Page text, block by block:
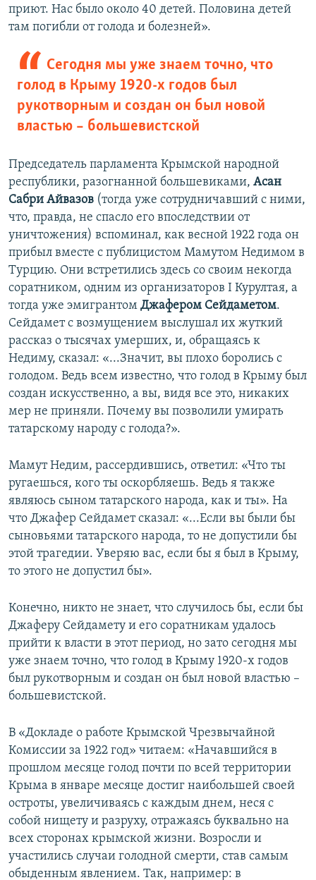
приют. Нас было около 40 детей. Половина детей
там погибли от голода и болезней».
Сегодня мы уже знаем точно, что
голод в Крыму 1920-х годов был
рукотворным и создан он был новой
властью – большевистской
Председатель парламента Крымской народной
республики, разогнанной большевиками, Асан
Сабри Айвазов (тогда уже сотрудничавший с ними,
что, правда, не спасло его впоследствии от
уничтожения) вспоминал, как весной 1922 года он
прибыл вместе с публицистом Мамутом Недимом в
Турцию. Они встретились здесь со своим некогда
соратником, одним из организаторов I Курултая, а
тогда уже эмигрантом Джафером Сейдаметом.
Сейдамет с возмущением выслушал их жуткий
рассказ о тысячах умерших, и, обращаясь к
Недиму, сказал: «...Значит, вы плохо боролись с
голодом. Ведь всем известно, что голод в Крыму был
создан искусственно, а вы, видя все это, никаких
мер не приняли. Почему вы позволили умирать
татарскому народу с голода?».
Мамут Недим, рассердившись, ответил: «Что ты
ругаешься, кого ты оскорбляешь. Ведь я также
являюсь сыном татарского народа, как и ты». На
что Джафер Сейдамет сказал: «...Если вы были бы
сыновьями татарского народа, то не допустили бы
этой трагедии. Уверяю вас, если бы я был в Крыму,
то этого не допустил бы».
Конечно, никто не знает, что случилось бы, если бы
Джаферу Сейдамету и его соратникам удалось
прийти к власти в этот период, но зато сегодня мы
уже знаем точно, что голод в Крыму 1920-х годов
был рукотворным и создан он был новой властью –
большевистской.
В «Докладе о работе Крымской Чрезвычайной
Комиссии за 1922 год» читаем: «Начавшийся в
прошлом месяце голод почти по всей территории
Крыма в январе месяце достиг наибольшей своей
остроты, увеличиваясь с каждым днем, неся с
собой нищету и разруху, отражаясь буквально на
всех сторонах крымской жизни. Возросли и
участились случаи голодной смерти, став самым
обыденным явлением. Так, например: в